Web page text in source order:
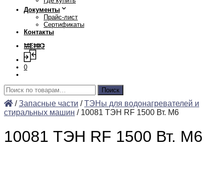
Документы
Прайс-лист
Сертификаты
Контакты
МЕНЮ
0
Искать: Поиск
/Запасные части /ТЭНы для водонагревателей и
стиральных машин / 10081 ТЭН RF 1500 Вт. М6
10081 ТЭН RF 1500 Вт. М6